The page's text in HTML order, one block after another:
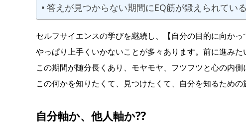
答えが見つからない期間にEQ筋が鍛えられている
セルフサイエンスの学びを継続し、【自分の目的に向かっ
やっぱり上手くいかないことが多々あります。前に進み
この期間が随分長くあり、モヤモヤ、フツフツと心の内側
この何かを知りたくて、見つけたくて、自分を知るための
自分軸か、他人軸か⁇